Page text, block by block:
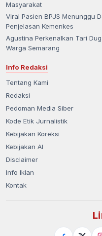
Masyarakat
Viral Pasien BPJS Menunggu
Penjelasan Kemenkes
Agustina Perkenalkan Tari
Warga Semarang
Info Redaksi
Tentang Kami
Redaksi
Pedoman Media Siber
Kode Etik Jurnalistik
Kebijakan Koreksi
Kebijakan AI
Disclaimer
Info Iklan
Kontak